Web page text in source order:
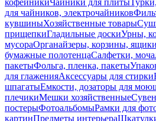
кофейникиЧайники для плиты
для чайников, электрочайников
кувшиныХозяйственные товары
прищепкиГладильные доскиУрны,
мусораОрганайзеры, корзины, ящики
бумажные полотенцаСалфетки,
пакетыФольга, пленка, пакеты
для глаженияАксессуары для стирки
шпагатыЕмкости, дозаторы для
плечикиМешки хозяйственные
постерыФотоальбомыРамки для
картинПредметы интерьера